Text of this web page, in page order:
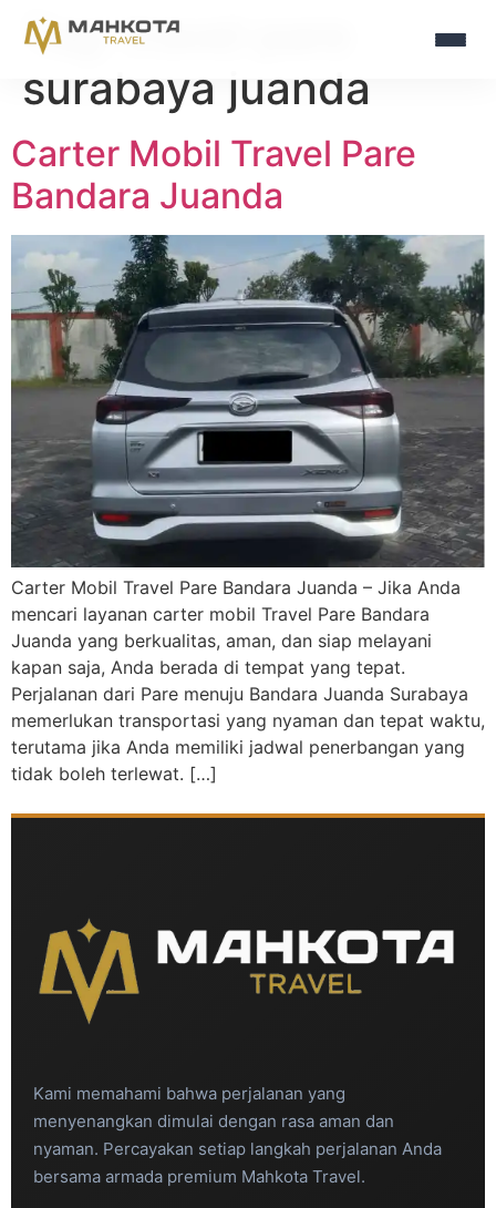
Tag:travel pare
surabaya juanda
Carter Mobil Travel Pare
Bandara Juanda
Carter Mobil Travel Pare Bandara Juanda – Jika Anda
mencari layanan carter mobil Travel Pare Bandara
Juanda yang berkualitas, aman, dan siap melayani
kapan saja, Anda berada di tempat yang tepat.
Perjalanan dari Pare menuju Bandara Juanda Surabaya
memerlukan transportasi yang nyaman dan tepat waktu,
terutama jika Anda memiliki jadwal penerbangan yang
tidak boleh terlewat. […]
Kami memahami bahwa perjalanan yang
menyenangkan dimulai dengan rasa aman dan
nyaman. Percayakan setiap langkah perjalanan Anda
bersama armada premium Mahkota Travel.